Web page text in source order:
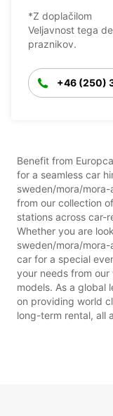
*Z doplačilom
Veljavnost tega
praznikov.
+46 (250)
Benefit from
for a seamless car
sweden/mora/
from our collection
stations across car-
Whether you are
sweden/mora/
car for a special
your needs from
models. As a global
on providing world
long-term rental, all